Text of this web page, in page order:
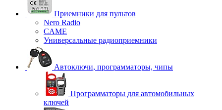
Приемники для пультов
Nero Radio
CAME
Универсальные радиоприемники
Автоключи, программаторы, чипы
Программаторы для автомобильных
ключей